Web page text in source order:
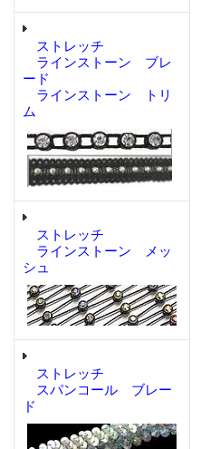
ストレッチ
ラインストーン ブレ
ード
ラインストーン トリ
ム
ストレッチ
ラインストーン メッ
シュ
ストレッチ
スパンコール ブレー
ド